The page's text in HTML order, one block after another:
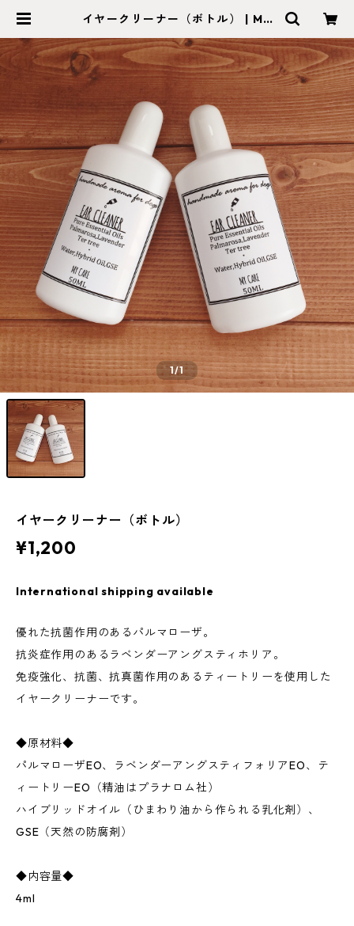
イヤークリーナー（ボトル） | MY
1/1
イヤークリーナー（ボトル）
¥1,200
International shipping available
優れた抗菌作用のあるパルマローザ。
抗炎症作用のあるラベンダーアングスティホリア。
免疫強化、抗菌、抗真菌作用のあるティートリーを使用した
イヤークリーナーです。
◆原材料◆
パルマローザEO、ラベンダーアングスティフォリアEO、テ
ィートリーEO（精油はプラナロム社）
ハイブリッドオイル（ひまわり油から作られる乳化剤）、
GSE（天然の防腐剤）
◆内容量◆
4ml